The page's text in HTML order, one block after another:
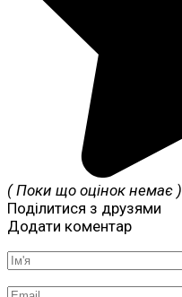
( Поки що оцінок немає )
Поділитися з друзями
Додати коментар
Ім'я